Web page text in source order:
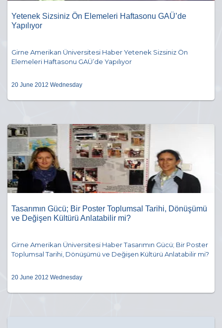
Yetenek Sizsiniz Ön Elemeleri Haftasonu GAÜ’de
Yapılıyor
Girne Amerikan Üniversitesi Haber Yetenek Sizsiniz Ön
Elemeleri Haftasonu GAÜ’de Yapılıyor
20 June 2012 Wednesday
Tasarımın Gücü; Bir Poster Toplumsal Tarihi, Dönüşümü
ve Değişen Kültürü Anlatabilir mi?
Girne Amerikan Üniversitesi Haber Tasarımın Gücü; Bir Poster
Toplumsal Tarihi, Dönüşümü ve Değişen Kültürü Anlatabilir mi?
20 June 2012 Wednesday